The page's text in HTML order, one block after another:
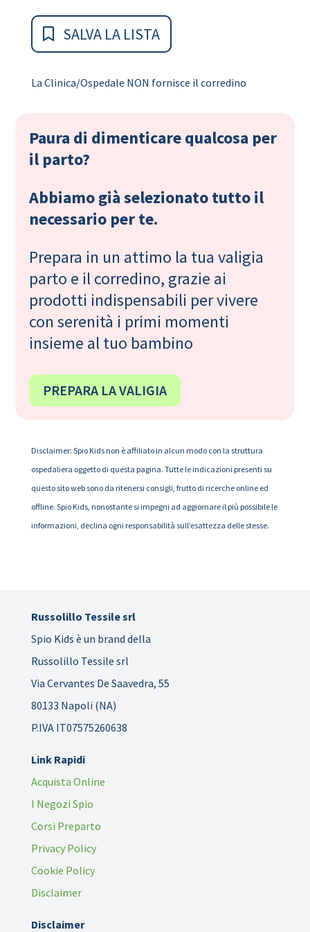
SALVA LA LISTA
La Clinica/Ospedale NON fornisce il corredino
Paura di dimenticare qualcosa per
il parto?
Abbiamo già selezionato tutto il
necessario per te.
Prepara in un attimo la tua valigia
parto e il corredino, grazie ai
prodotti indispensabili per vivere
con serenità i primi momenti
insieme al tuo bambino
PREPARA LA VALIGIA
Disclaimer: Spio Kids non è affiliato in alcun modo con la struttura
ospedaliera oggetto di questa pagina. Tutte le indicazioni presenti su
questo sito web sono da ritenersi consigli, frutto di ricerche online ed
offline. Spio Kids, nonostante si impegni ad aggiornare il più possibile le
informazioni, declina ogni responsabilità sull’esattezza delle stesse.
Russolillo Tessile srl
Spio Kids è un brand della
Russolillo Tessile srl
Via Cervantes De Saavedra, 55
80133 Napoli (NA)
P.IVA IT07575260638
Link Rapidi
Acquista Online
I Negozi Spio
Corsi Preparto
Privacy Policy
Cookie Policy
Disclaimer
Disclaimer